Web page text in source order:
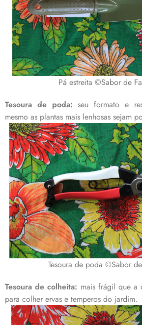
Pá estreita ©Sabor de
Tesoura de poda: seu formato e
mesmo as plantas mais lenhosas sejam
Tesoura de poda ©Sabor
Tesoura de colheita: mais frágil que a
para colher ervas e temperos do jardim.